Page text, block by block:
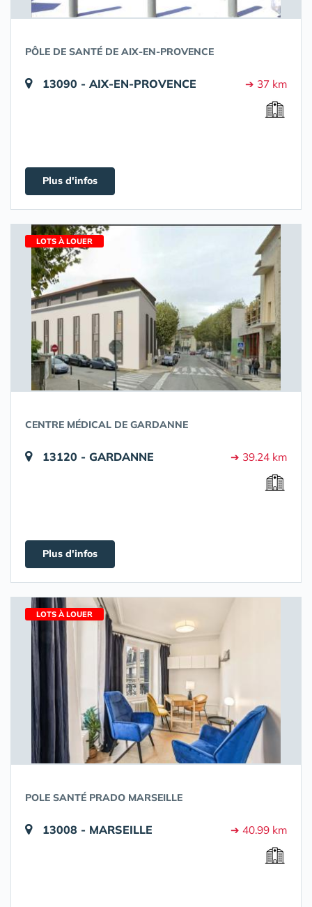
PÔLE DE SANTÉ DE AIX-EN-PROVENCE
13090 - AIX-EN-PROVENCE ➔ 37 km
Plus d'infos
LOTS À LOUER
CENTRE MÉDICAL DE GARDANNE
13120 - GARDANNE ➔ 39.24 km
Plus d'infos
LOTS À LOUER
POLE SANTÉ PRADO MARSEILLE
13008 - MARSEILLE ➔ 40.99 km